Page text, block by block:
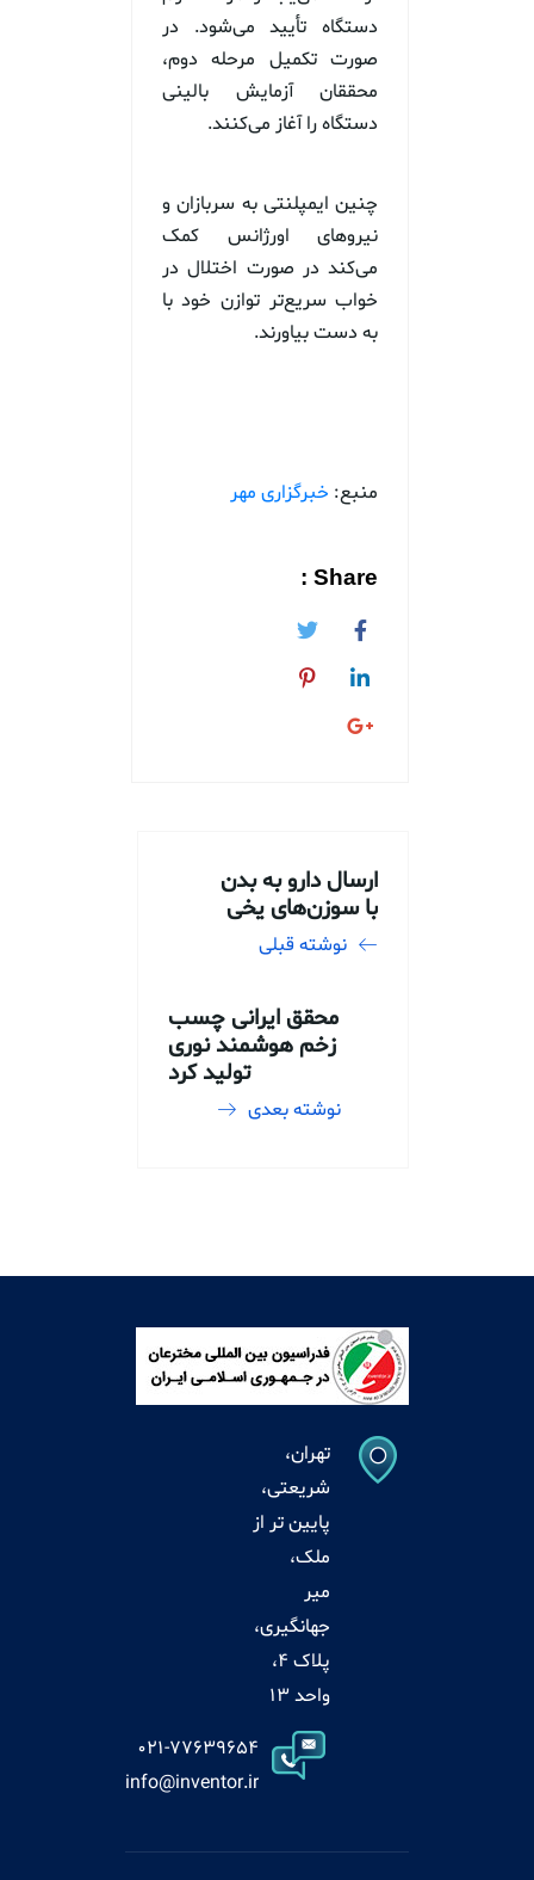
دستگاه تأیید می‌شود. در
صورت تکمیل مرحله دوم،
محققان آزمایش بالینی
دستگاه را آغاز می‌کنند.
چنین ایمپلنتی به سربازان و
نیروهای اورژانس کمک
می‌کند در صورت اختلال در
خواب سریع‌تر توازن خود با
به دست بیاورند.
منبع: خبرگزاری مهر
Share :
ارسال دارو به بدن
با سوزن‌های یخی
نوشته قبلی
محقق ایرانی چسب
زخم هوشمند نوری
تولید کرد
نوشته بعدی
تهران،
شریعتی،
پایین تر از
ملک،
میر
جهانگیری،
پلاک 4،
واحد 13
021-77639654
info@inventor.ir